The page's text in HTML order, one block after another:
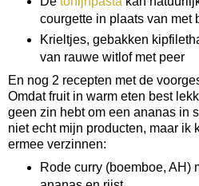
courgette in plaats van met
Krieltjes, gebakken
van rauwe witlof met peer
En nog 2 recepten met de
Omdat fruit in warm eten best
geen zin hebt om een ananas in
niet echt mijn producten, maar ik
ermee verzinnen:
Rode curry (boemboe, AH)